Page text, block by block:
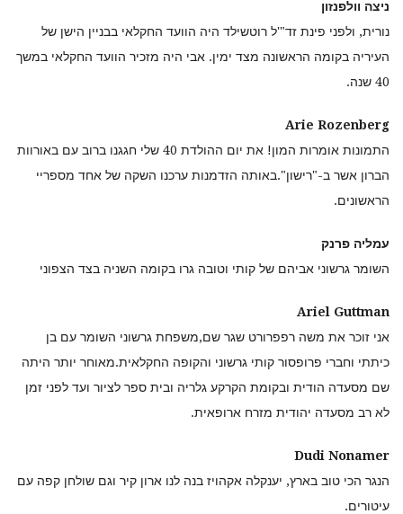
ניצה וולפנזון
נורית, ולפני פינת זד"'ל רוטשילד היה הוועד החקלאי בבניין הישן של
העיריה בקומה הראשונה מצד ימין. אבי היה מזכיר הוועד החקלאי במשך
40 שנה.
Arie Rozenberg
התמונות אומרות המון! את יום ההולדת 40 שלי חגגנו ברוב עם באורוות
הברון אשר ב-"רישון".באותה הזדמנות ערכנו השקה של אחד מספריי
הראשונים.
עמליה פרנק
השומר גרשוני אביהם של קותי וטובה גרו בקומה השניה בצד הצפוני
Ariel Guttman
אני זוכר את משה רפפרורט שגר שם,משפחת גרשוני השומר עם בן
כיתתי וחברי פרופסור קותי גרשוני והקופה החקלאית.מאוחר יותר היתה
שם מסעדה הודית ובקומת הקרקע גלריה ובית ספר לציור ועד לפני זמן
לא רב מסעדה יהודית מזרח ארופאית.
Dudi Nonamer
הנגר הכי טוב בארץ, יענקלה אקהויז בנה לנו ארון קיר וגם שולחן קפה עם
עיטורים.